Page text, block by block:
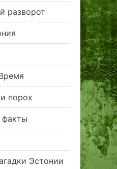
разворот
порох
факты
Эстонии